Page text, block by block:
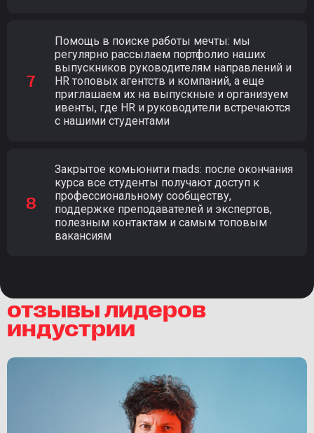
Помощь в поиске работы мечты: мы
регулярно рассылаем портфолио наших
выпускников руководителям направлений и
HR топовых агентств и компаний, а еще
приглашаем их на выпускные и организуем
ивенты, где HR и руководители встречаются
с нашими студентами
Закрытое комьюнити mads: после окончания
курса все студенты получают доступ к
профессиональному сообществу,
поддержке преподавателей и экспертов,
полезным контактам и самым топовым
вакансиям
отзывы лидеров
индустрии